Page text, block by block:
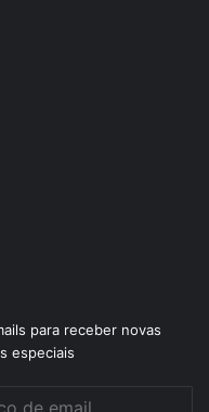
para receber novas
especiais